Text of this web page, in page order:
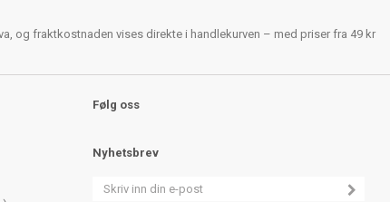
og fraktkostnaden vises direkte i handlekurven – med priser fra 49 kr
Følg oss
Nyhetsbrev